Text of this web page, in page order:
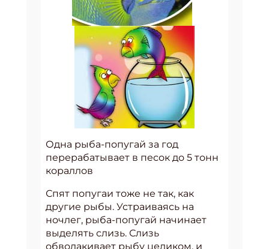
Одна рыба-попугай за год
перерабатывает в песок до 5 тонн
кораллов
Спят попугаи тоже не так, как
другие рыбы. Устраиваясь на
ночлег, рыба-попугай начинает
выделять слизь. Слизь
обволакивает рыбу целиком, и